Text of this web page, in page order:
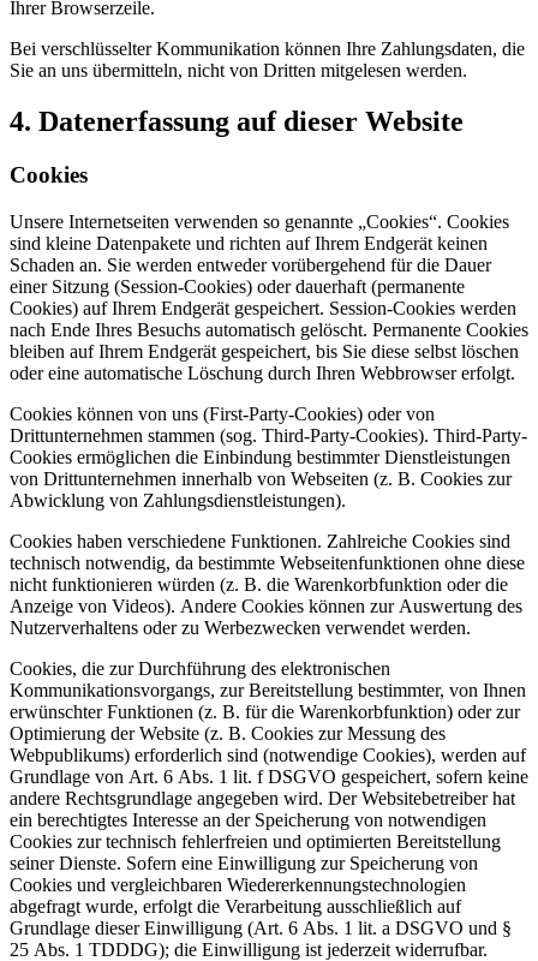
Ihrer Browserzeile.
Bei verschlüsselter Kommunikation können Ihre Zahlungsdaten, die
Sie an uns übermitteln, nicht von Dritten mitgelesen werden.
4. Datenerfassung auf dieser Website
Cookies
Unsere Internetseiten verwenden so genannte „Cookies“. Cookies
sind kleine Datenpakete und richten auf Ihrem Endgerät keinen
Schaden an. Sie werden entweder vorübergehend für die Dauer
einer Sitzung (Session-Cookies) oder dauerhaft (permanente
Cookies) auf Ihrem Endgerät gespeichert. Session-Cookies werden
nach Ende Ihres Besuchs automatisch gelöscht. Permanente Cookies
bleiben auf Ihrem Endgerät gespeichert, bis Sie diese selbst löschen
oder eine automatische Löschung durch Ihren Webbrowser erfolgt.
Cookies können von uns (First-Party-Cookies) oder von
Drittunternehmen stammen (sog. Third-Party-Cookies). Third-Party-
Cookies ermöglichen die Einbindung bestimmter Dienstleistungen
von Drittunternehmen innerhalb von Webseiten (z. B. Cookies zur
Abwicklung von Zahlungsdienstleistungen).
Cookies haben verschiedene Funktionen. Zahlreiche Cookies sind
technisch notwendig, da bestimmte Webseitenfunktionen ohne diese
nicht funktionieren würden (z. B. die Warenkorbfunktion oder die
Anzeige von Videos). Andere Cookies können zur Auswertung des
Nutzerverhaltens oder zu Werbezwecken verwendet werden.
Cookies, die zur Durchführung des elektronischen
Kommunikationsvorgangs, zur Bereitstellung bestimmter, von Ihnen
erwünschter Funktionen (z. B. für die Warenkorbfunktion) oder zur
Optimierung der Website (z. B. Cookies zur Messung des
Webpublikums) erforderlich sind (notwendige Cookies), werden auf
Grundlage von Art. 6 Abs. 1 lit. f DSGVO gespeichert, sofern keine
andere Rechtsgrundlage angegeben wird. Der Websitebetreiber hat
ein berechtigtes Interesse an der Speicherung von notwendigen
Cookies zur technisch fehlerfreien und optimierten Bereitstellung
seiner Dienste. Sofern eine Einwilligung zur Speicherung von
Cookies und vergleichbaren Wiedererkennungstechnologien
abgefragt wurde, erfolgt die Verarbeitung ausschließlich auf
Grundlage dieser Einwilligung (Art. 6 Abs. 1 lit. a DSGVO und §
25 Abs. 1 TDDDG); die Einwilligung ist jederzeit widerrufbar.